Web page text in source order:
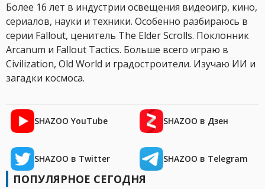
Более 16 лет в индустрии освещения видеоигр, кино,
сериалов, науки и техники. Особенно разбираюсь в
серии Fallout, ценитель The Elder Scrolls. Поклонник
Arcanum и Fallout Tactics. Больше всего играю в
Civilization, Old World и градостроители. Изучаю ИИ и
загадки космоса.
SHAZOO YouTube SHAZOO в Дзен
SHAZOO в Twitter SHAZOO в Telegram
ПОПУЛЯРНОЕ СЕГОДНЯ